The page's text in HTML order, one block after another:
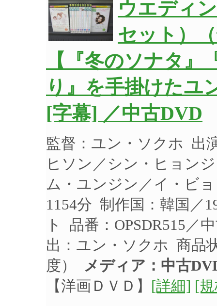
ウエディ
セット）
【『冬のソナタ』
り』を手掛けたユ
[字幕] ／中古DVD
監督：ユン・ソクホ 出
ヒソン／シン・ヒョン
ム・ユンジン／イ・ビ
1154分 制作国：韓国／
ト 品番：OPSDR515／
出：ユン・ソクホ 商品
度）
メディア：中古
【洋画ＤＶＤ】 [詳細] [